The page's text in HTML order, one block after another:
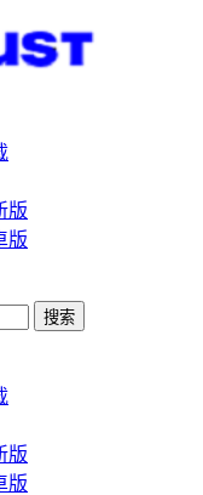
版
版
搜索
版
版